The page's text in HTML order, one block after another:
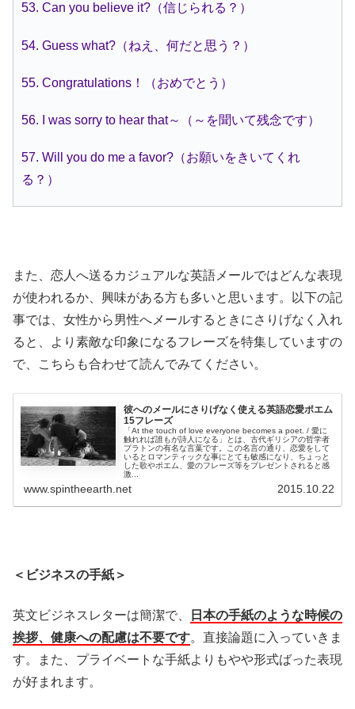
53. Can you believe it?（信じられる？）
54. Guess what?（ねえ、何だと思う？）
55. Congratulations！（おめでとう）
56. I was sorry to hear that～（～を聞いて残念です）
57. Will you do me a favor?（お願いをきいてくれ
る？）
また、恋人へ送るカジュアルな英語メールではどんな表現
が使われるか、興味がある方も多いと思います。以下の記
事では、女性から男性へメールするときにさりげなく入れ
ると、より素敵な印象になるフレーズを特集していますの
で、こちらも合わせて読んでみてください。
彼へのメールにさりげなく使える英語恋愛ポエム
15フレーズ
「At the touch of love everyone becomes a poet. / 愛に
触れれば誰もが詩人になる」とは、古代ギリシアの哲学者
プラトンの有名な言葉です。この名言の通り、恋愛をして
いるとロマンティックな事にとても敏感になり、ちょっと
した歌やポエム、愛のフレーズ等をプレゼントされると感
激...
www.spintheearth.net 2015.10.22
＜ビジネスの手紙＞
英文ビジネスレターは簡潔で、
日本の手紙のような時候の
挨拶、健康への配慮は不要です。直接論題に入っていきま
す。また、プライベートな手紙よりもやや形式ばった表現
が好まれます。